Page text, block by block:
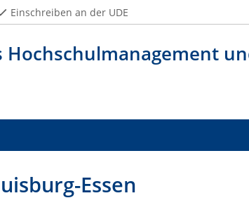
Hochschulmanagement
Einschreiben an der UDE
Essen